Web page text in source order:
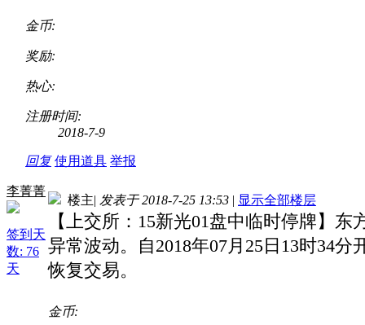
金币:
奖励:
热心:
注册时间:
2018-7-9
回复 使用道具 举报
李菁菁
签到天
数: 76
天
楼主| 发表于 2018-7-25 13:53 | 显示全部楼层
【上交所：15新光01盘中临时停牌】
异常波动。自2018年07月25日13时34分
恢复交易。
金币: